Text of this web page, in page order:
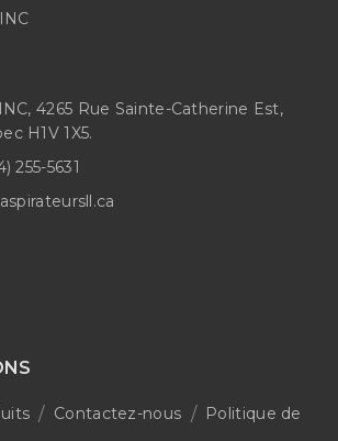
4265 Rue Sainte-Catherine Est,
H1V 1X5.
255-5631
Contactez-nous
Politique de